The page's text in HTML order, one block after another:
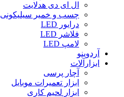
ال ای دی هدلایت
چسب و خمیر سیلیکونی
درایور LED
فلاشر LED
لامپ LED
آردوینو
ابزارآلات
آچار پرسی
ابزار تعمیرات موبایل
ابزار لحیم کاری